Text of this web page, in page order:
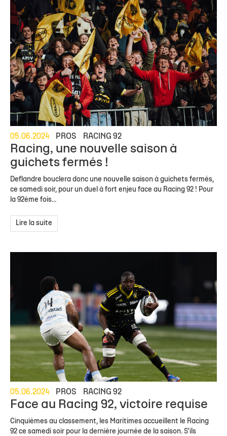
05.06.2024 PROS RACING 92
Racing, une nouvelle saison à
guichets fermés !
Deflandre bouclera donc une nouvelle saison à guichets fermés,
ce samedi soir, pour un duel à fort enjeu face au Racing 92 ! Pour
la 92ème fois...
Lire la suite
05.06.2024 PROS RACING 92
Face au Racing 92, victoire requise
Cinquièmes au classement, les Maritimes accueillent le Racing
92 ce samedi soir pour la dernière journée de la saison. S'ils